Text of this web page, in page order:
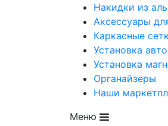
Накидки из
Аксессуары
Каркасные
Установка
Установка
Органайзеры
Наши
Меню